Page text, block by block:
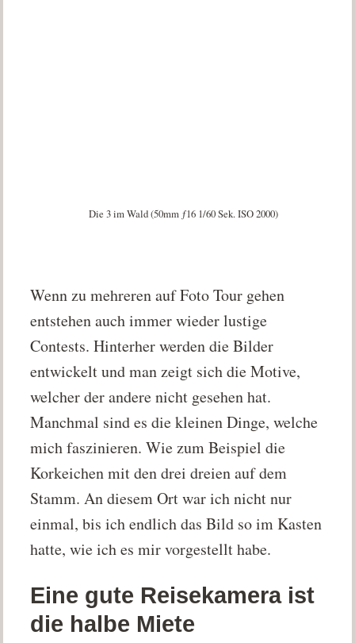
Die 3 im Wald (50mm ƒ16 1/60 Sek. ISO 2000)
Wenn zu mehreren auf Foto Tour gehen
entstehen auch immer wieder lustige
Contests. Hinterher werden die Bilder
entwickelt und man zeigt sich die Motive,
welcher der andere nicht gesehen hat.
Manchmal sind es die kleinen Dinge, welche
mich faszinieren. Wie zum Beispiel die
Korkeichen mit den drei dreien auf dem
Stamm. An diesem Ort war ich nicht nur
einmal, bis ich endlich das Bild so im Kasten
hatte, wie ich es mir vorgestellt habe.
Eine gute Reisekamera ist
die halbe Miete